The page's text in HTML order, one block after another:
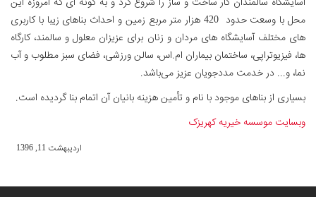
محل با وسعت حدود 420 هزار متر مربع زمین و احداث بناهای زیبا با کاربری
های مختلف آسایشگاه های مردان و زنان برای عزیزان معلول و سالمند، کارگاه
ها، فیزیوتراپی، ساختمان بیماران ام.اس، سالن ورزشی، فضای سبز مطلوب و آب
نما، و... در خدمت مددجویان عزیز می‌باشد.
بسیاری از بناهای موجود با نام و تأمین هزینه بانیان آن اتمام بنا گردیده است.
وبسایت موسسه خیریه کهریزک
ارديبهشت 11, 1396